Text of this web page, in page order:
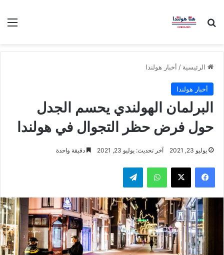
بحث عن
الرئيسية / أخبار هولندا
أخبار هولندا
البرلمان الهولندي يحسم الجدل
حول فرض حظر التجوال في هولندا
يوليو 23, 2021 آخر تحديث: يوليو 23, 2021 دقيقة واحدة
فيسبوك ‫X واتساب تيلقرام